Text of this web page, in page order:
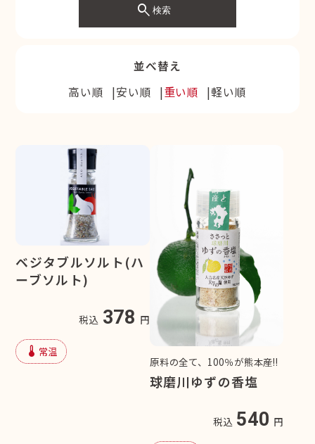
search検索
並べ替え
高い順
安い順 重い順 軽い順
ベジタブルソルト(ハ
ーブソルト)
税込 378 円
device_thermostat 常温
原料の全て、100％が熊本産!!
球磨川ゆずの香塩
税込 540 円